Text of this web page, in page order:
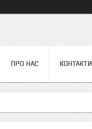
ПРО НАС КОНТАКТИ